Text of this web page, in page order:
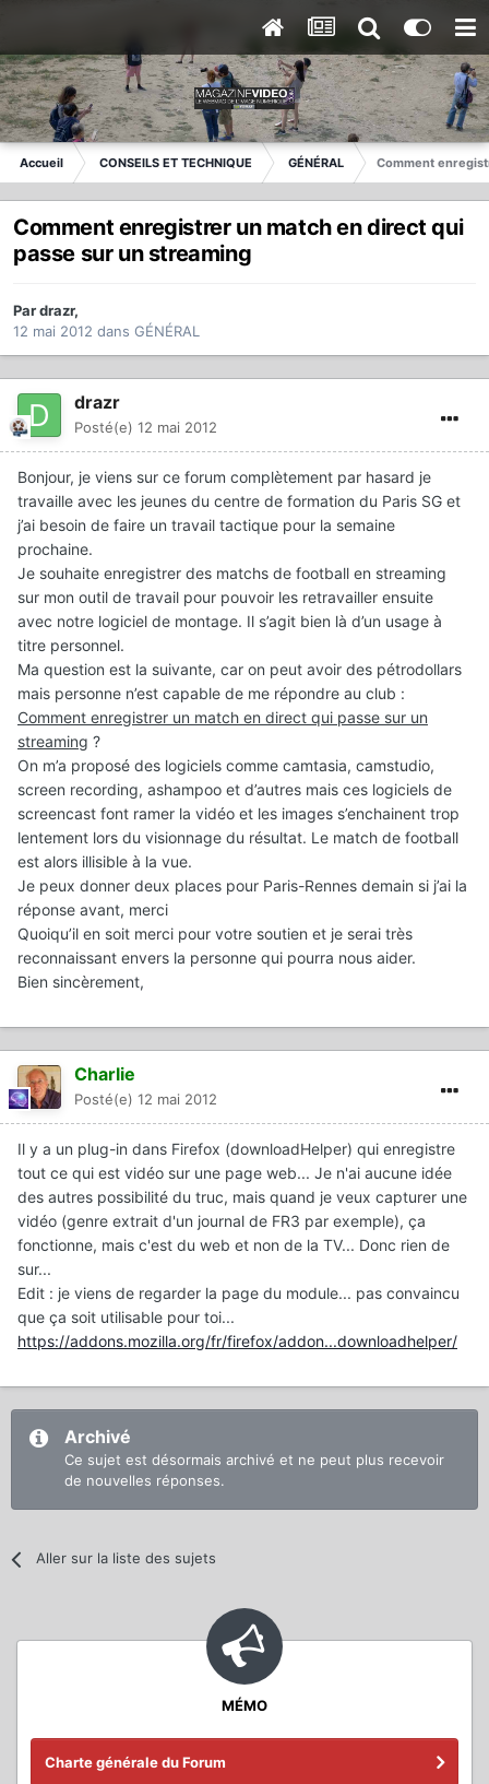
Accueil CONSEILS ET TECHNIQUE GÉNÉRAL Comment
Comment enregistrer un match en direct qui
passe sur un streaming
Pardrazr,
12 mai 2012 dans GÉNÉRAL
drazr
Posté(e) 12 mai 2012
Bonjour, je viens sur ce forum complètement par hasard je
travaille avec les jeunes du centre de formation du Paris SG et
j’ai besoin de faire un travail tactique pour la semaine
prochaine.
Je souhaite enregistrer des matchs de football en streaming
sur mon outil de travail pour pouvoir les retravailler ensuite
avec notre logiciel de montage. Il s’agit bien là d’un usage à
titre personnel.
Ma question est la suivante, car on peut avoir des pétrodollars
mais personne n’est capable de me répondre au club :
Comment enregistrer un match en direct qui passe sur un
streaming ?
On m’a proposé des logiciels comme camtasia, camstudio,
screen recording, ashampoo et d’autres mais ces logiciels de
screencast font ramer la vidéo et les images s’enchainent trop
lentement lors du visionnage du résultat. Le match de football
est alors illisible à la vue.
Je peux donner deux places pour Paris-Rennes demain si j’ai la
réponse avant, merci
Quoiqu’il en soit merci pour votre soutien et je serai très
reconnaissant envers la personne qui pourra nous aider.
Bien sincèrement,
Charlie
Posté(e) 12 mai 2012
Il y a un plug-in dans Firefox (downloadHelper) qui enregistre
tout ce qui est vidéo sur une page web... Je n'ai aucune idée
des autres possibilité du truc, mais quand je veux capturer une
vidéo (genre extrait d'un journal de FR3 par exemple), ça
fonctionne, mais c'est du web et non de la TV... Donc rien de
sur...
Edit : je viens de regarder la page du module... pas convaincu
que ça soit utilisable pour toi...
https://addons.mozilla.org/fr/firefox/addon...downloadhelper/
Archivé
Ce sujet est désormais archivé et ne peut plus recevoir
de nouvelles réponses.
Aller sur la liste des sujets
MÉMO
Charte générale du Forum